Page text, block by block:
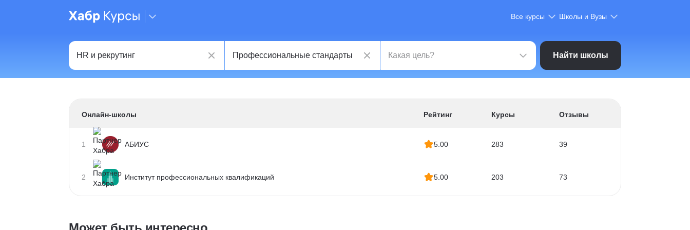
Все курсы Школы и Вузы
Найти школы
Онлайн-школы Рейтинг Курсы Отзывы
1 АБИУС 5.00 283 39
2 Институт профессиональных квалификаций 5.00 203 73